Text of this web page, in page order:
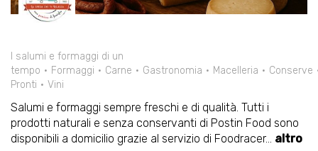
I salumi e formaggi di un
tempo
Formaggi Carne Gastronomia Macelleria
Conserve
Pronti
Vini
Salumi e formaggi sempre freschi e di qualità. Tutti i
prodotti naturali e senza conservanti di Postin Food sono
disponibili a domicilio grazie al servizio di Foodracer... altro